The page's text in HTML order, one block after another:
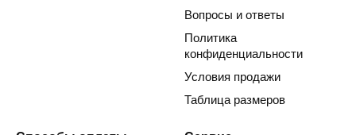
Вопросы и ответы
Политика
конфиденциальности
Условия продажи
Таблица размеров